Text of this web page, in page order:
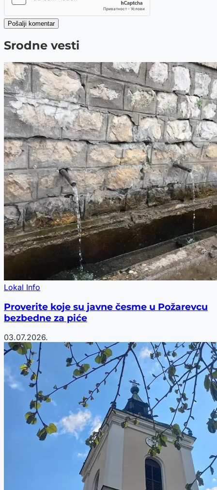
Pošalji komentar
Srodne vesti
Lokal Info
Proverite koje su javne česme u Požarevcu
bezbedne za piće
03.07.2026.